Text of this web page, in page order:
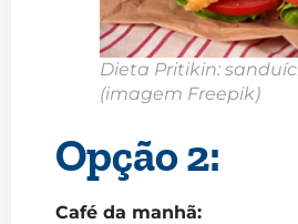
Dieta Pritikin:
(imagem Freepik)
Opção 2:
Café da manhã: